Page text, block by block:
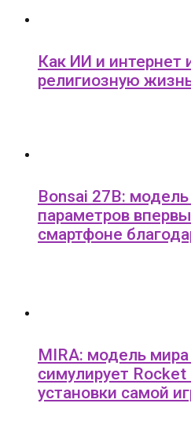
Как ИИ и интернет
религиозную
Bonsai 27B:
параметров
смартфоне
MIRA: модель
симулирует Rocket
установки самой